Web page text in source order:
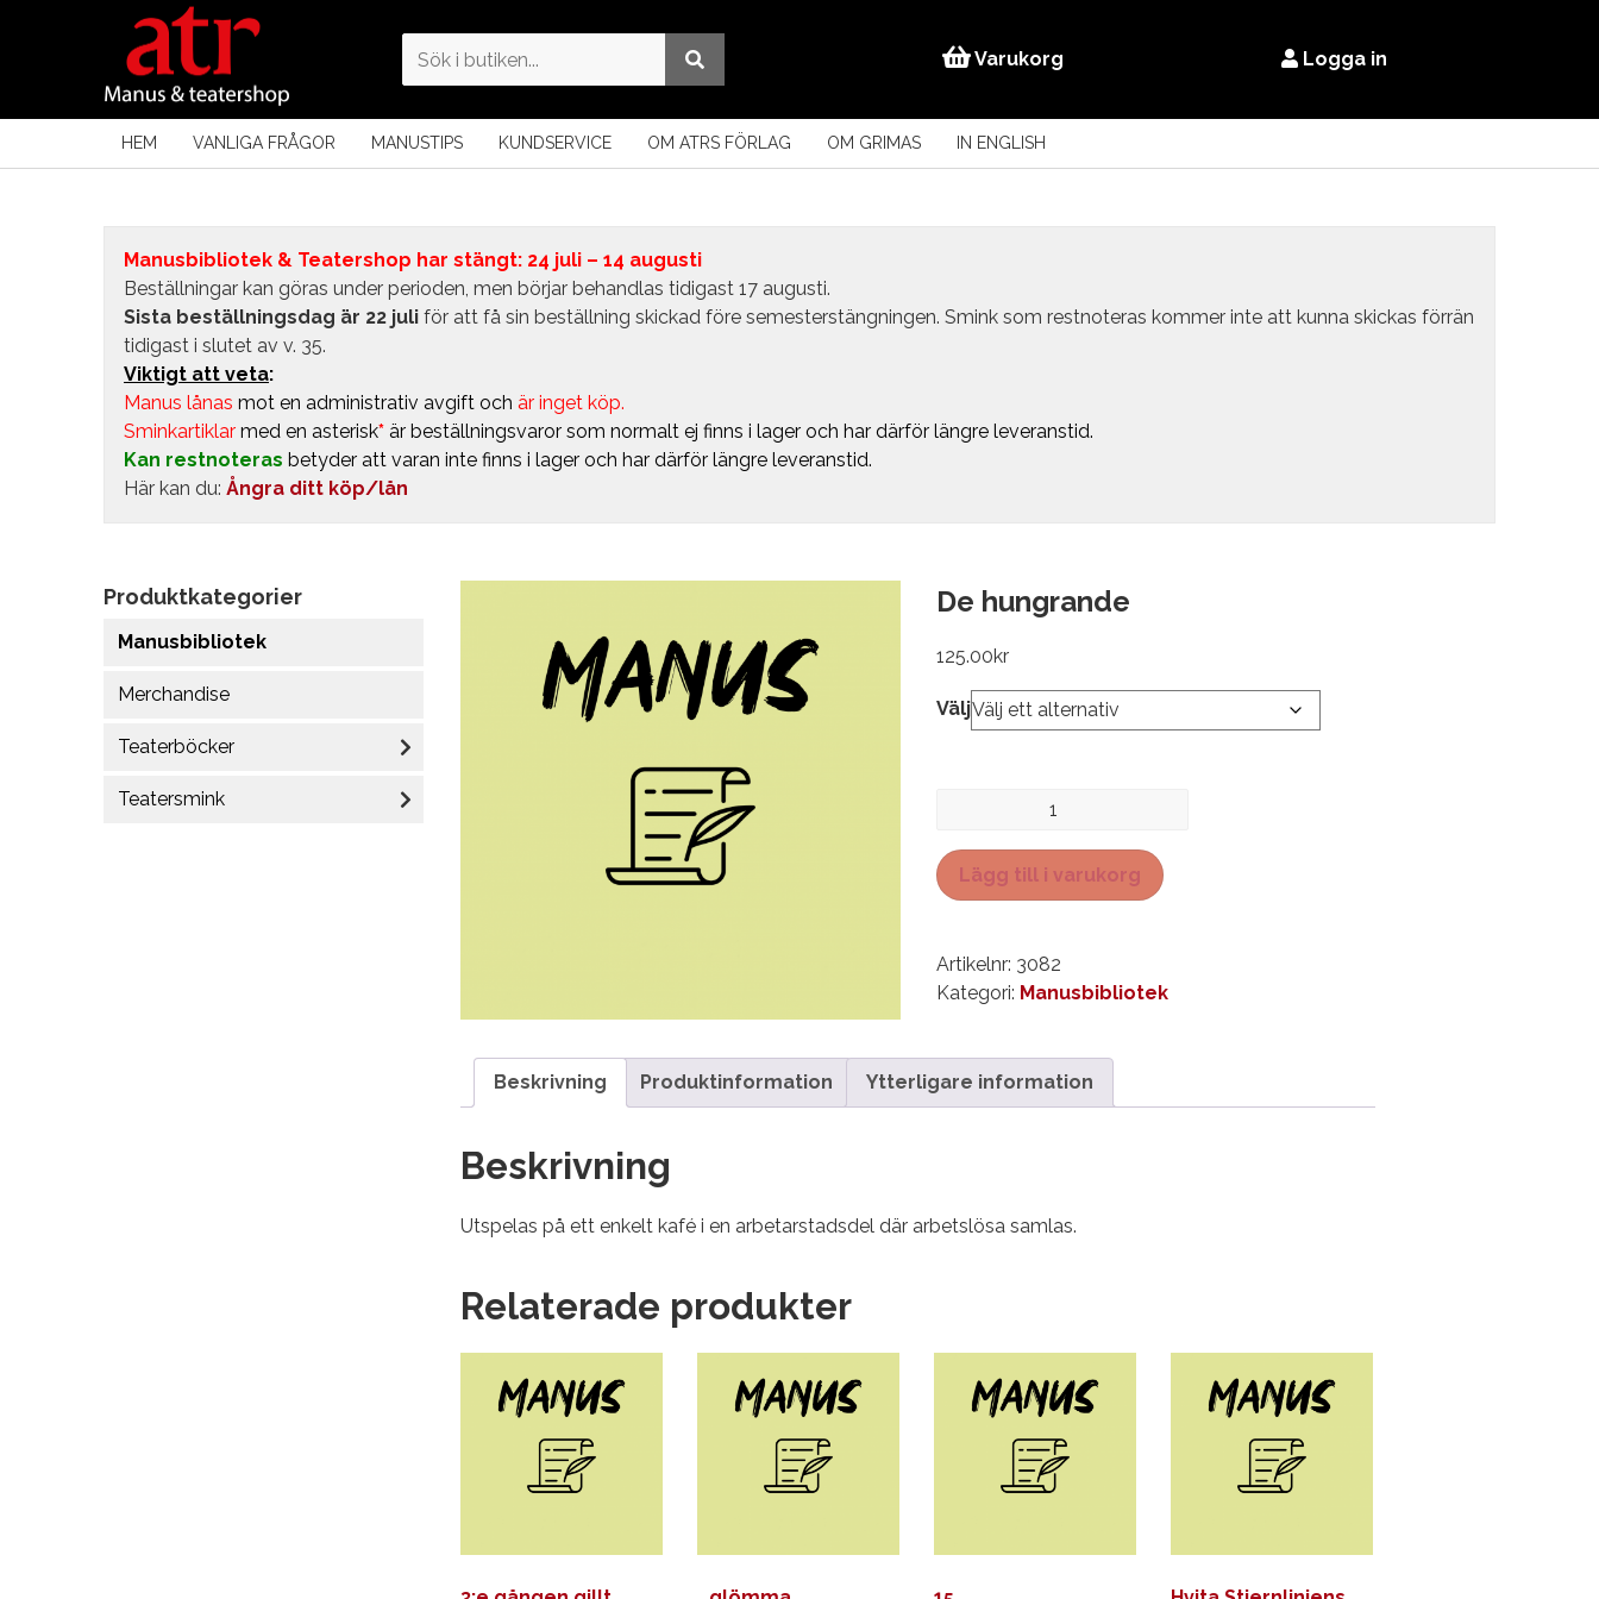
Varukorg Logga in
HEM VANLIGA FRÅGOR MANUSTIPS KUNDSERVICE OM ATRS FÖRLAG OM GRIMAS IN ENGLISH
Manusbibliotek & Teatershop har stängt: 24 juli – 14 augusti
Beställningar kan göras under perioden, men börjar behandlas tidigast 17 augusti.
Sista beställningsdag är 22 juli för att få sin beställning skickad före semesterstängningen. Smink som restnoteras kommer inte att kunna skickas förrän
tidigast i slutet av v. 35.
Viktigt att veta:
Manus lånas mot en administrativ avgift och är inget köp.
Sminkartiklar med en asterisk* är beställningsvaror som normalt ej finns i lager och har därför längre leveranstid.
Kan restnoteras betyder att varan inte finns i lager och har därför längre leveranstid.
Här kan du: Ångra ditt köp/lån
Produktkategorier
Manusbibliotek
Merchandise
Teaterböcker
Teatersmink
De hungrande
125.00kr
Välj
mängd
Lägg till i varukorg
Artikelnr: 3082
Kategori: Manusbibliotek
Beskrivning Produktinformation Ytterligare information
Beskrivning
Utspelas på ett enkelt kafé i en arbetarstadsdel där arbetslösa samlas.
Relaterade produkter